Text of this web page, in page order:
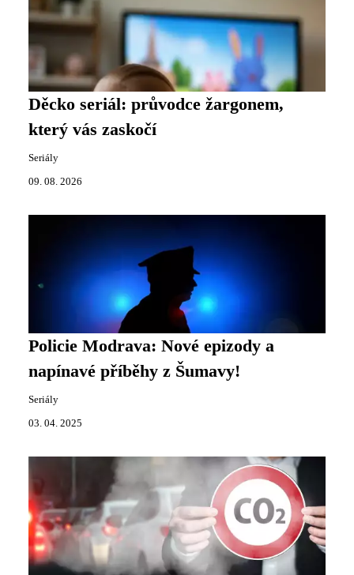
Děcko seriál: průvodce žargonem,
který vás zaskočí
Seriály
09. 08. 2026
Policie Modrava: Nové epizody a
napínavé příběhy z Šumavy!
Seriály
03. 04. 2025